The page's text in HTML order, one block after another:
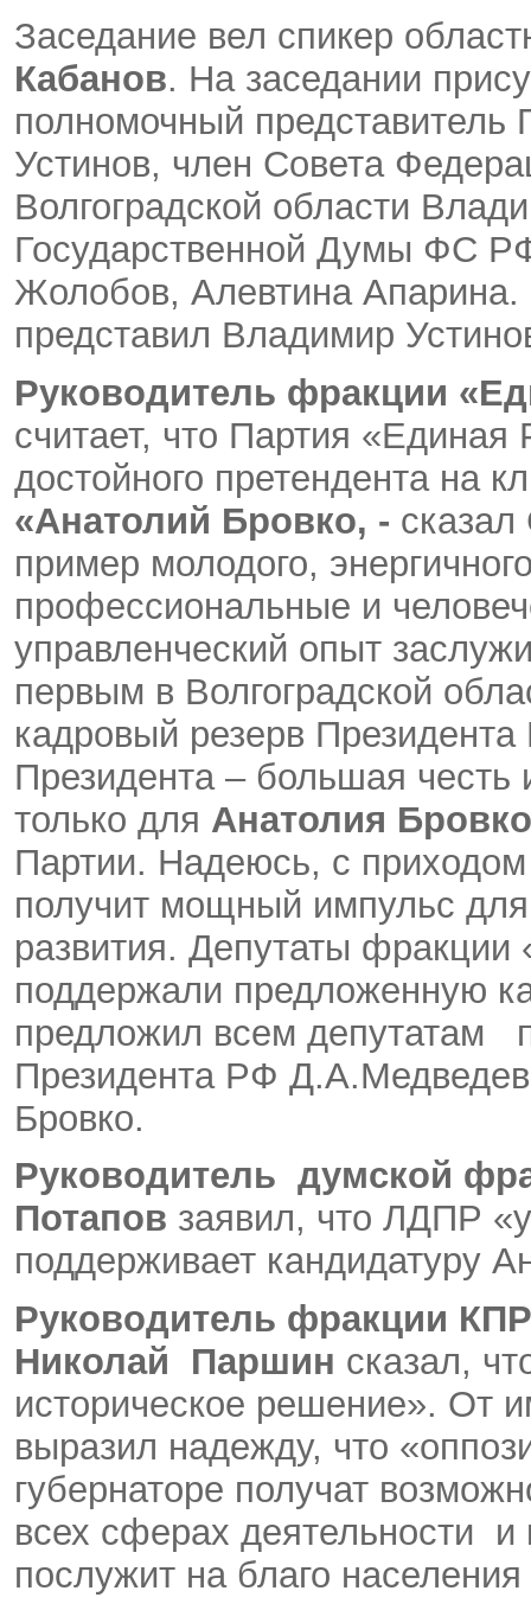
Заседание вел спикер
Кабанов. На заседании
полномочный
Устинов, член Совета
Волгоградской области
Государственной Думы ФС
Жолобов, Алевтина Апарина.
представил Владимир
Руководитель фракции
считает, что Партия
достойного претендента на
«Анатолий Бровко, - сказал
пример молодого,
профессиональные и
управленческий опыт
первым в Волгоградской
кадровый резерв
Президента – большая честь
только для Анатолия Бровко
Партии. Надеюсь, с приходом
получит мощный импульс
развития. Депутаты фракции
поддержали предложенную
предложил всем депутатам
Президента РФ
Бровко.
Руководитель думской
Потапов заявил, что ЛДПР
поддерживает кандидатуру
Руководитель фракции
Николай Паршин сказал,
историческое решение». От
выразил надежду, что
губернаторе получат
всех сферах деятельности
послужит на благо